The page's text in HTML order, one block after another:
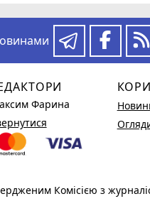
Фарина
Комісією з